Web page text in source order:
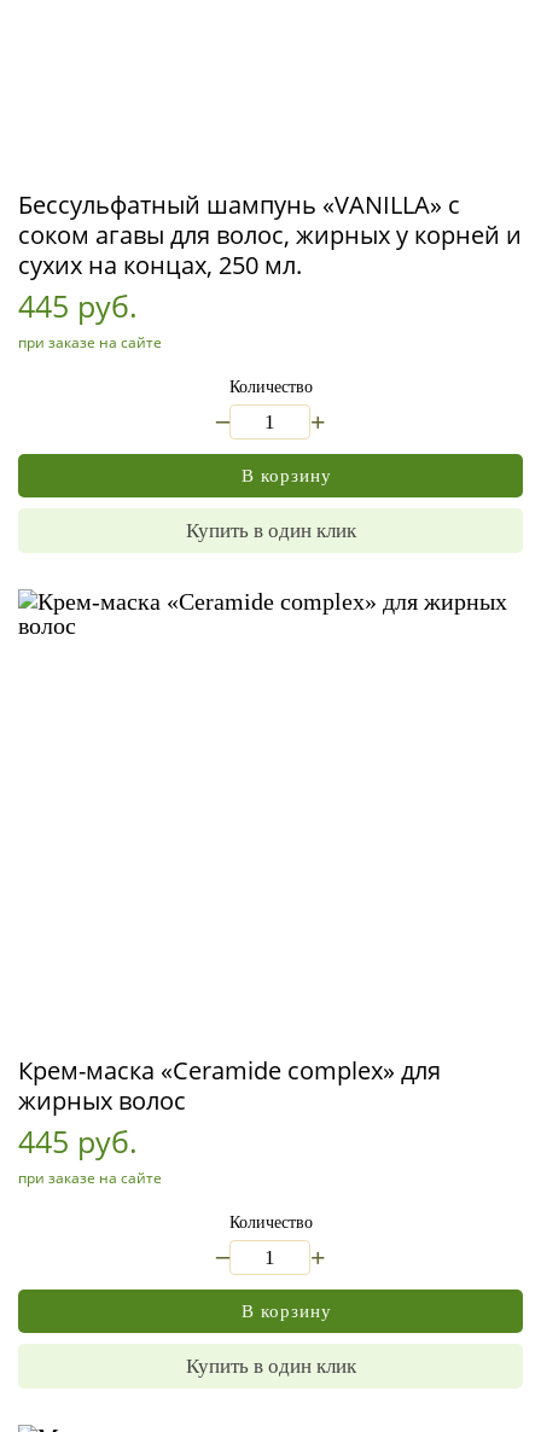
Бессульфатный шампунь «VANILLA» с
соком агавы для волос, жирных у корней и
сухих на концах, 250 мл.
445 руб.
при заказе на сайте
Количество
+
В корзину
Купить в один клик
Крем-маска «Ceramide complex» для
жирных волос
445 руб.
при заказе на сайте
Количество
+
В корзину
Купить в один клик